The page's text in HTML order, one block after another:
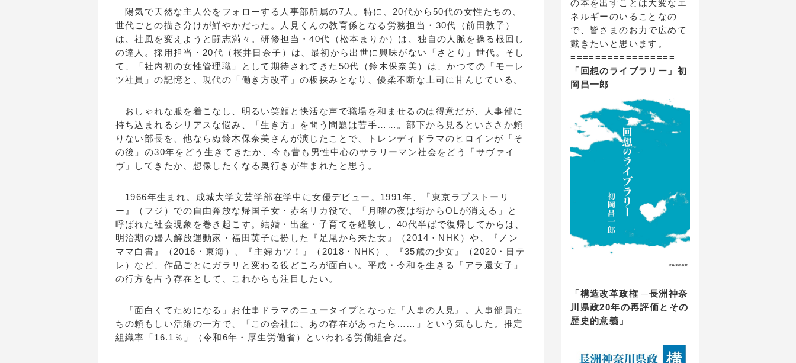
陽気で天然な主人公をフォローする人事部所属の7人。特に、20代から50代の女性たちの、
世代ごとの描き分けが鮮やかだった。人見くんの教育係となる労務担当・30代（前田敦子）
は、社風を変えようと闘志満々。研修担当・40代（松本まりか）は、独自の人脈を操る根回し
の達人。採用担当・20代（桜井日奈子）は、最初から出世に興味がない「さとり」世代。そし
て、「社内初の女性管理職」として期待されてきた50代（鈴木保奈美）は、かつての「モーレ
ツ社員」の記憶と、現代の「働き方改革」の板挟みとなり、優柔不断な上司に甘んじている。
おしゃれな服を着こなし、明るい笑顔と快活な声で職場を和ませるのは得意だが、人事部に
持ち込まれるシリアスな悩み、「生き方」を問う問題は苦手……。部下から見るといささか頼
りない部長を、他ならぬ鈴木保奈美さんが演じたことで、トレンディドラマのヒロインが「そ
の後」の30年をどう生きてきたか、今も昔も男性中心のサラリーマン社会をどう「サヴァイ
ヴ」してきたか、想像したくなる奥行きが生まれたと思う。
1966年生まれ。成城大学文芸学部在学中に女優デビュー。1991年、『東京ラブストーリ
ー』（フジ）での自由奔放な帰国子女・赤名リカ役で、「月曜の夜は街からOLが消える」と
呼ばれた社会現象を巻き起こす。結婚・出産・子育てを経験し、40代半ばで復帰してからは、
明治期の婦人解放運動家・福田英子に扮した『足尾から来た女』（2014・NHK）や、『ノン
ママ白書』（2016・東海）、『主婦カツ！』（2018・NHK）、『35歳の少女』（2020・日テ
レ）など、作品ごとにガラリと変わる役どころが面白い。平成・令和を生きる「アラ還女子」
の行方を占う存在として、これからも注目したい。
「面白くてためになる」お仕事ドラマのニュータイプとなった『人事の人見』。人事部員た
ちの頼もしい活躍の一方で、「この会社に、あの存在があったら……」という気もした。推定
組織率「16.1％」（令和6年・厚生労働省）といわれる労働組合だ。
の本を出すことは大変なエ
ネルギーのいることなの
で、皆さまのお力で広めて
戴きたいと思います。
=================
「回想のライブラリー」初
岡昌一郎
「構造改革政権 ─長洲神奈
川県政20年の再評価とその
歴史的意義」